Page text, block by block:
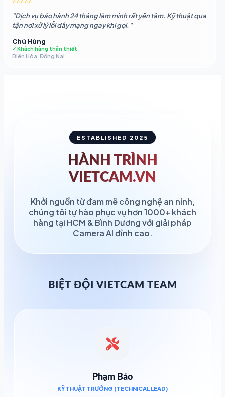
"Dịch vụ bảo hành 24 tháng làm mình rất yên tâm. Kỹ thuật qua
tận nơi xử lý lỗi dây mạng ngay khi gọi."
Chú Hùng
✓ Khách hàng thân thiết
Biên Hòa, Đồng Nai
ESTABLISHED 2025
HÀNH TRÌNH
VIETCAM.VN
Khởi nguồn từ đam mê công nghệ an ninh,
chúng tôi tự hào phục vụ hơn 1000+ khách
hàng tại HCM & Bình Dương với giải pháp
Camera AI đỉnh cao.
BIỆT ĐỘI VIETCAM TEAM
Phạm Bảo
KỸ THUẬT TRƯỞNG (TECHNICAL LEAD)